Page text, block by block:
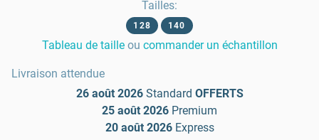
Tailles:
128 140
Tableau de taille ou commander un échantillon
Livraison attendue
26 août 2026 Standard OFFERTS
25 août 2026 Premium
20 août 2026 Express